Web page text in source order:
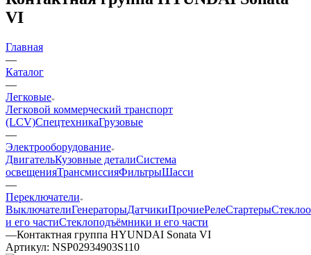
VI
Главная
—
Каталог
—
Легковые
Легковой коммерческий транспорт
(LCV)СпецтехникаГрузовые
—
Электрооборудование
ДвигательКузовные деталиСистема
освещенияТрансмиссияФильтрыШасси
—
Переключатели
ВыключателиГенераторыДатчикиПрочиеРелеСтартеры
и его частиСтеклоподъёмники и его части
—Контактная группа HYUNDAI Sonata VI
Артикул: NSP02934903S110